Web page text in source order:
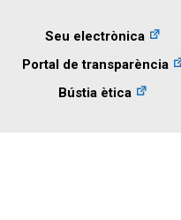
Seu electrònica
Portal de transparència
Bústia ètica